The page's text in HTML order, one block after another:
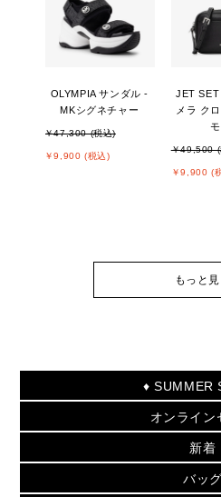
OLYMPIA サンダル -
MKシグネチャー
￥47,300 (税込)
￥9,900 (税込)
JET SET
メラ ク
￥49,500 (
￥9,900 (
もっと
♦ SUMMER
セールおすすめ
▶ ウィメ
バッグ
オンライン
PRODUCT OF THE
再値下げア
新着
夏のスタ
バッグ